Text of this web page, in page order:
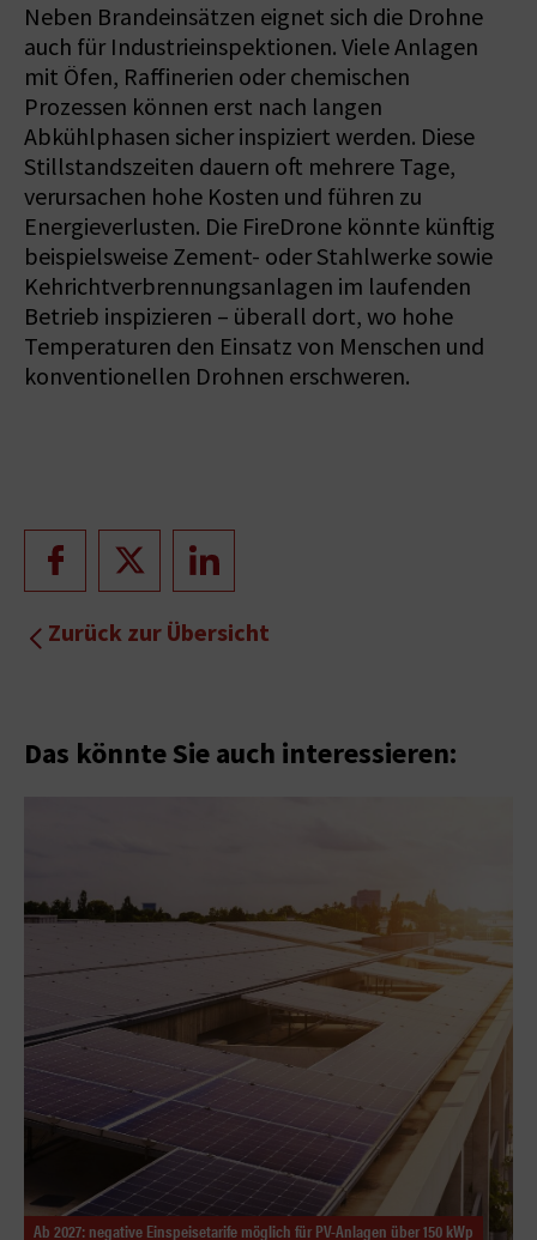
Neben Brandeinsätzen eignet sich die Drohne
auch für Industrieinspektionen. Viele Anlagen
mit Öfen, Raffinerien oder chemischen
Prozessen können erst nach langen
Abkühlphasen sicher inspiziert werden. Diese
Stillstandszeiten dauern oft mehrere Tage,
verursachen hohe Kosten und führen zu
Energieverlusten. Die FireDrone könnte künftig
beispielsweise Zement- oder Stahlwerke sowie
Kehrichtverbrennungsanlagen im laufenden
Betrieb inspizieren – überall dort, wo hohe
Temperaturen den Einsatz von Menschen und
konventionellen Drohnen erschweren.
Zurück zur Übersicht
Das könnte Sie auch interessieren:
Ab 2027: negative Einspeisetarife möglich für PV-Anlagen über 150 kWp